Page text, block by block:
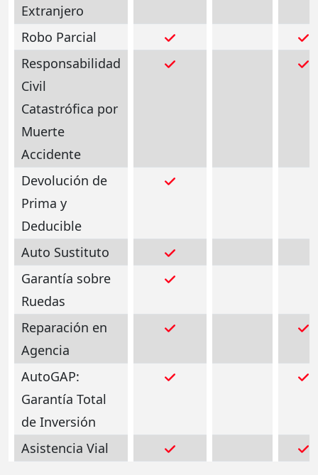
Extranjero
Robo Parcial
Responsabilidad
Civil
Catastrófica por
Muerte
Accidente
Devolución de
Prima y
Deducible
Auto Sustituto
Garantía sobre
Ruedas
Reparación en
Agencia
AutoGAP:
Garantía Total
de Inversión
Asistencia Vial